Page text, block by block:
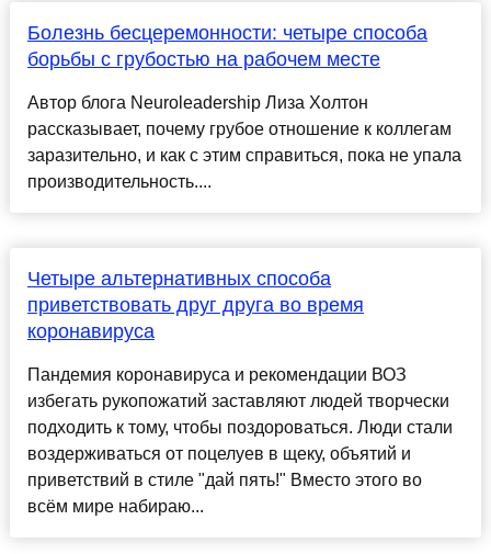
Болезнь бесцеремонности: четыре способа
борьбы с грубостью на рабочем месте
Автор блога Neuroleadership Лиза Холтон
рассказывает, почему грубое отношение к коллегам
заразительно, и как с этим справиться, пока не упала
производительность....
Четыре альтернативных способа
приветствовать друг друга во время
коронавируса
Пандемия коронавируса и рекомендации ВОЗ
избегать рукопожатий заставляют людей творчески
подходить к тому, чтобы поздороваться. Люди стали
воздерживаться от поцелуев в щеку, объятий и
приветствий в стиле "дай пять!" Вместо этого во
всём мире набираю...